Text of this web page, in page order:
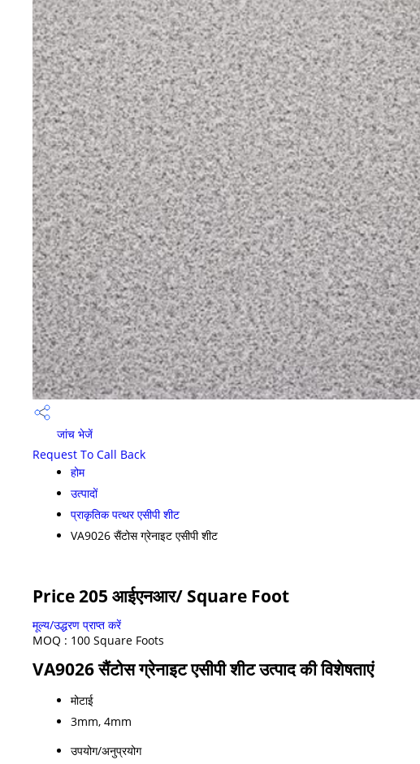
जांच भेजें
Request To Call Back
होम
उत्पादों
प्राकृतिक पत्थर एसीपी शीट
VA9026 सैंटोस ग्रेनाइट एसीपी शीट
Price 205 आईएनआर/ Square Foot
मूल्य/उद्धरण प्राप्त करें
MOQ : 100 Square Foots
VA9026 सैंटोस ग्रेनाइट एसीपी शीट उत्पाद की विशेषताएं
मोटाई
3mm, 4mm
उपयोग/अनुप्रयोग